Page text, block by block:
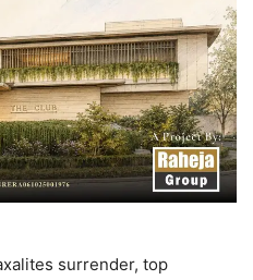
surrender, top